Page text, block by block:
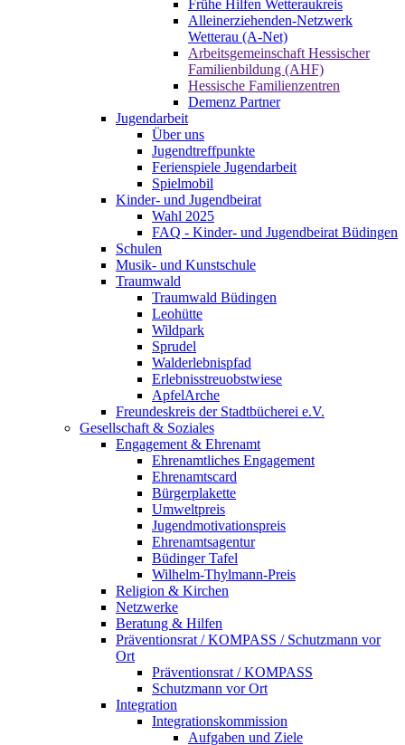
Frühe Hilfen Wetteraukreis
Alleinerziehenden-Netzwerk
Wetterau (A-Net)
Arbeitsgemeinschaft Hessischer
Familienbildung (AHF)
Hessische Familienzentren
Demenz Partner
Jugendarbeit
Über uns
Jugendtreffpunkte
Ferienspiele Jugendarbeit
Spielmobil
Kinder- und Jugendbeirat
Wahl 2025
FAQ - Kinder- und Jugendbeirat Büdingen
Schulen
Musik- und Kunstschule
Traumwald
Traumwald Büdingen
Leohütte
Wildpark
Sprudel
Walderlebnispfad
Erlebnisstreuobstwiese
ApfelArche
Freundeskreis der Stadtbücherei e.V.
Gesellschaft & Soziales
Engagement & Ehrenamt
Ehrenamtliches Engagement
Ehrenamtscard
Bürgerplakette
Umweltpreis
Jugendmotivationspreis
Ehrenamtsagentur
Büdinger Tafel
Wilhelm-Thylmann-Preis
Religion & Kirchen
Netzwerke
Beratung & Hilfen
Präventionsrat / KOMPASS / Schutzmann vor
Ort
Präventionsrat / KOMPASS
Schutzmann vor Ort
Integration
Integrationskommission
Aufgaben und Ziele